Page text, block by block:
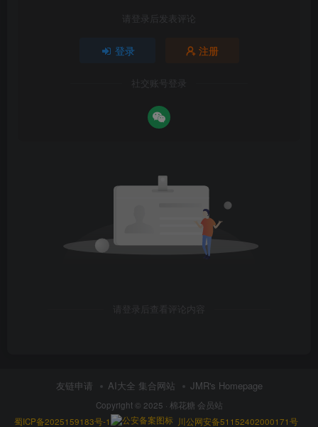
请登录后发表评论
登录 注册
社交账号登录
请登录后查看评论内容
友链申请 AI大全 集合网站 JMR's Homepage
Copyright © 2025 · 棉花糖 会员站
蜀ICP备2025159183号-1
川公网安备51152402000171号